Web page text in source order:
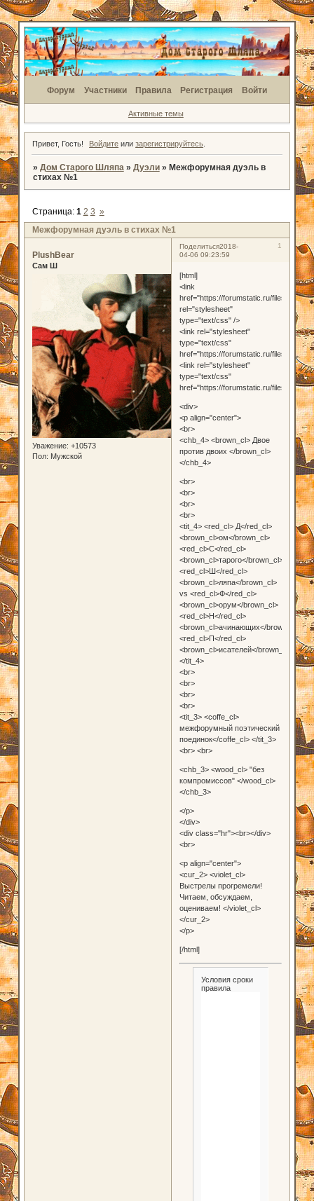
Форум Участники Правила Регистрация Войти
Активные темы
Привет, Гость! Войдите илизарегистрируйтесь
» Дом Старого Шляпа » Дуэли » Межфорумная дуэль в
стихах №1
Межфорумная дуэль в стихах №1
Страница: 1 2 3 »
Поделиться 1
2018-
04-06 09:23:59
PlushBear
Сам Ш
Уважение: +10573
Пол: Мужской
[html]
<link
href="https://forumstatic.ru/files/0019/
rel="stylesheet"
type="text/css" />
<link rel="stylesheet"
type="text/css"
href="https://forumstatic.ru/files/0019/
<link rel="stylesheet"
type="text/css"
href="https://forumstatic.ru/files/0019/
<div>
<p align="center">
<br>
<chb_4> <brown_cl> Двое
против двоих </brown_cl>
</chb_4>
<br>
<br>
<br>
<br>
<tit_4> <red_cl> Д</red_cl>
<brown_cl>ом</brown_cl>
<red_cl>С</red_cl>
<brown_cl>тарого</brown_cl>
<red_cl>Ш</red_cl>
<brown_cl>ляпа</brown_cl>
vs <red_cl>Ф</red_cl>
<brown_cl>орум</brown_cl>
<red_cl>Н</red_cl>
<brown_cl>ачинающих</brown_cl>
<red_cl>П</red_cl>
<brown_cl>исателей</brown_cl>
</tit_4>
<br>
<br>
<br>
<br>
<tit_3> <coffe_cl>
межфорумный поэтический
поединок</coffe_cl> </tit_3>
<br> <br>
<chb_3> <wood_cl> "без
компромиссов" </wood_cl>
</chb_3>
</p>
</div>
<div class="hr"><br></div>
<br>
<p align="center">
<cur_2> <violet_cl>
Выстрелы прогремели!
Читаем, обсуждаем,
оцениваем! </violet_cl>
</cur_2>
</p>
[/html]
Условия сроки
правила